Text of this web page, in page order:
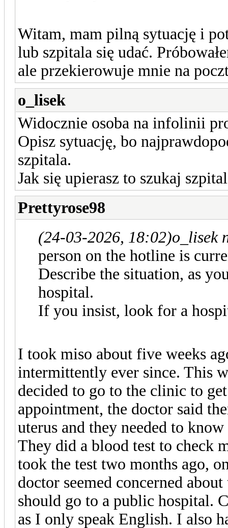
Witam, mam pilną sytuację i
lub szpitala się udać.
ale przekierowuje mnie na
o_lisek
Widocznie osoba na infolinii
Opisz sytuację, bo
szpitala.
Jak się upierasz to szukaj
Prettyrose98
(24-03-2026, 18:02)o_lisek
person on the hotline is
Describe the situation, as
hospital.
If you insist, look for a
I took miso about five weeks
intermittently ever since. This
decided to go to the clinic to
appointment, the doctor said
uterus and they needed to
They did a blood test to check
took the test two months ago,
doctor seemed concerned
should go to a public hospital.
as I only speak English. I also